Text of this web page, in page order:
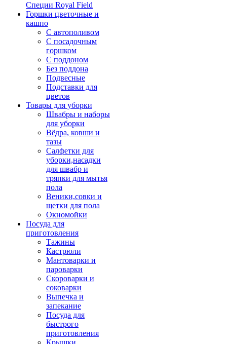
Специи Royal Field
Горшки цветочные и
кашпо
С автополивом
С посадочным
горшком
С поддоном
Без поддона
Подвесные
Подставки для
цветов
Товары для уборки
Швабры и наборы
для уборки
Вёдра, ковши и
тазы
Салфетки для
уборки,насадки
для швабр и
тряпки для мытья
пола
Веники,совки и
щетки для пола
Окномойки
Посуда для
приготовления
Тажины
Кастрюли
Мантоварки и
пароварки
Скороварки и
соковарки
Выпечка и
запекание
Посуда для
быстрого
приготовления
Крышки